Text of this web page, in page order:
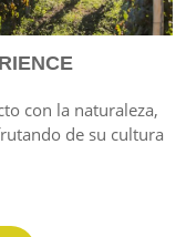
con la naturaleza,
de su cultura